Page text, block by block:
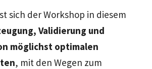
sich der Workshop in diesem
Validierung und
möglichst optimalen
, mit den Wegen zum